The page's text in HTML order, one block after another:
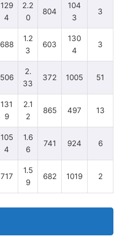
129
4
2.2
0
804
104
3
3
688
1.2
3
603
130
4
3
506
2.
33
372 1005 51
131
9
2.1
2
865 497 13
105
4
1.6
6
741 924 6
717
1.5
9
682 1019 2